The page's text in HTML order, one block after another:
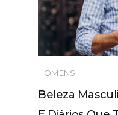
HOMENS
Beleza